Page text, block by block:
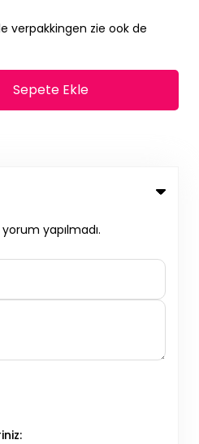
verpakkingen zie ook de
Sepete Ekle
yapılmadı.